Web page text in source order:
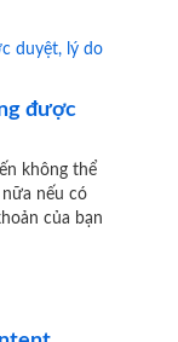
được
không thể
nếu có
của bạn